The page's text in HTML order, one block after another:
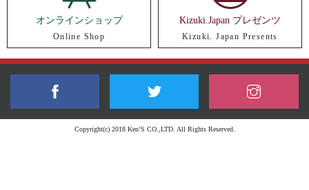
オンラインショップ
Online Shop
Kizuki.Japan プレゼンツ
Kizuki. Japan Presents
Copyright(c) 2018 Ken’S CO.,LTD. All Rights Reserved.